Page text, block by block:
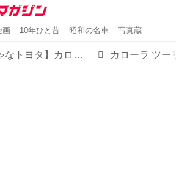
画 10年ひと昔 昭和の名車 写真蔵
【やんちゃなトヨタ】カローラ ツーリングワゴンはまさに羊の皮を被った狼だった（その7） カローラ ツー